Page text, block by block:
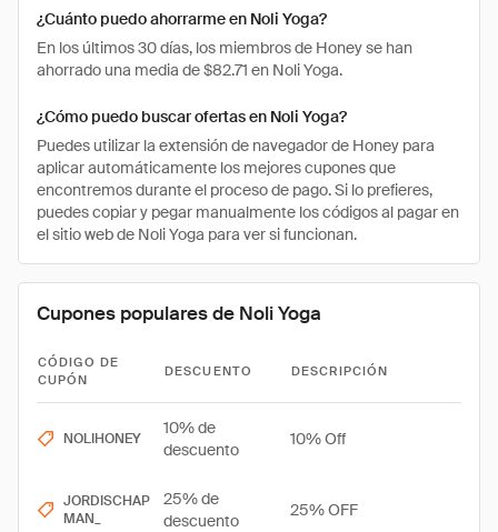
¿Cuánto puedo ahorrarme en Noli Yoga?
En los últimos 30 días, los miembros de Honey se han
ahorrado una media de $82.71 en Noli Yoga.
¿Cómo puedo buscar ofertas en Noli Yoga?
Puedes utilizar la extensión de navegador de Honey para
aplicar automáticamente los mejores cupones que
encontremos durante el proceso de pago. Si lo prefieres,
puedes copiar y pegar manualmente los códigos al pagar en
el sitio web de Noli Yoga para ver si funcionan.
Cupones populares de Noli Yoga
CÓDIGO DE
CUPÓN
DESCUENTO DESCRIPCIÓN
NOLIHONEY
10% de
descuento
10% Off
JORDISCHAP
MAN_
25% de
descuento
25% OFF